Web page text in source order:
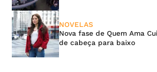
NOVELAS
Nova fase de Quem Ama
de cabeça para baixo